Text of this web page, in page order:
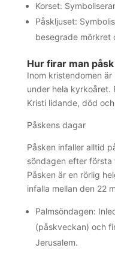
Korset:
Påskljuset:
besegrade mörkret
Hur firar man
Inom kristendomen
under hela kyrkoåret.
Kristi lidande, död
Påskens dagar
Påsken infaller alltid
söndagen efter
Påsken är en rörlig
infalla mellan den 22
Palmsöndagen:
(påskveckan) och
Jerusalem.